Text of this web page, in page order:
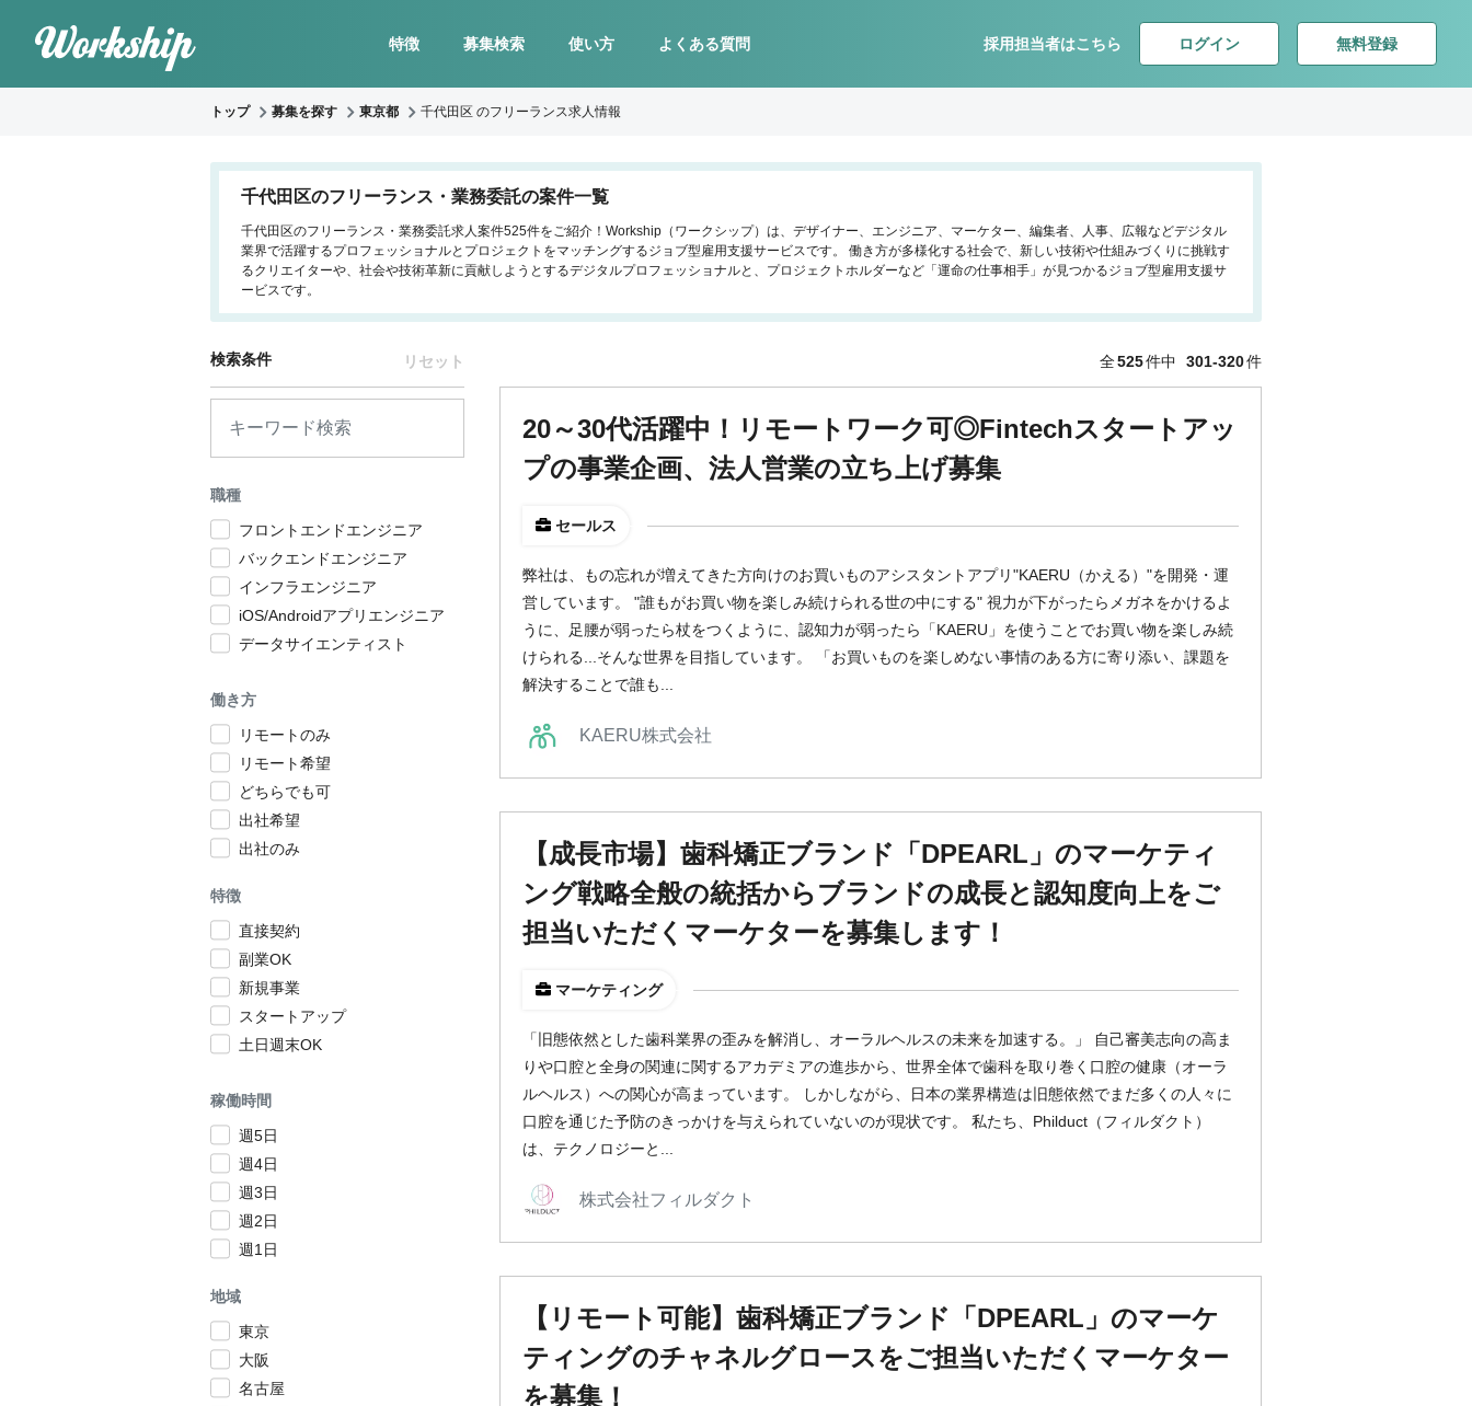
特徴 募集検索 使い方 よくある質問 採用担当者はこちら ログイン 無料登録
トップ 募集を探す 東京都 千代田区 のフリーランス求人情報
千代田区のフリーランス・業務委託の案件一覧
千代田区のフリーランス・業務委託求人案件525件をご紹介！Workship（ワークシップ）は、デザイナー、エンジニア、マーケター、編集者、人事、広報などデジタル
業界で活躍するプロフェッショナルとプロジェクトをマッチングするジョブ型雇用支援サービスです。 働き方が多様化する社会で、新しい技術や仕組みづくりに挑戦す
るクリエイターや、社会や技術革新に貢献しようとするデジタルプロフェッショナルと、プロジェクトホルダーなど「運命の仕事相手」が見つかるジョブ型雇用支援サ
ービスです。
検索条件 リセット
職種
フロントエンドエンジニア
バックエンドエンジニア
インフラエンジニア
iOS/Androidアプリエンジニア
データサイエンティスト
働き方
リモートのみ
リモート希望
どちらでも可
出社希望
出社のみ
特徴
直接契約
副業OK
新規事業
スタートアップ
土日週末OK
稼働時間
週5日
週4日
週3日
週2日
週1日
地域
東京
大阪
名古屋
全525件中 301-320件
20～30代活躍中！リモートワーク可◎Fintechスタートアッ
プの事業企画、法人営業の立ち上げ募集
セールス
弊社は、もの忘れが増えてきた方向けのお買いものアシスタントアプリ"KAERU（かえる）"を開発・運
営しています。 "誰もがお買い物を楽しみ続けられる世の中にする" 視力が下がったらメガネをかけるよ
うに、足腰が弱ったら杖をつくように、認知力が弱ったら「KAERU」を使うことでお買い物を楽しみ続
けられる...そんな世界を目指しています。 「お買いものを楽しめない事情のある方に寄り添い、課題を
解決することで誰も...
KAERU株式会社
【成長市場】歯科矯正ブランド「DPEARL」のマーケティ
ング戦略全般の統括からブランドの成長と認知度向上をご
担当いただくマーケターを募集します！
マーケティング
「旧態依然とした歯科業界の歪みを解消し、オーラルヘルスの未来を加速する。」 自己審美志向の高ま
りや口腔と全身の関連に関するアカデミアの進歩から、世界全体で歯科を取り巻く口腔の健康（オーラ
ルヘルス）への関心が高まっています。 しかしながら、日本の業界構造は旧態依然でまだ多くの人々に
口腔を通じた予防のきっかけを与えられていないのが現状です。 私たち、Philduct（フィルダクト）
は、テクノロジーと...
株式会社フィルダクト
【リモート可能】歯科矯正ブランド「DPEARL」のマーケ
ティングのチャネルグロースをご担当いただくマーケター
を募集！